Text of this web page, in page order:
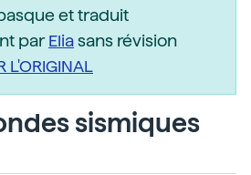
et traduit
parEliasans révision
L'ORIGINAL
sismiques